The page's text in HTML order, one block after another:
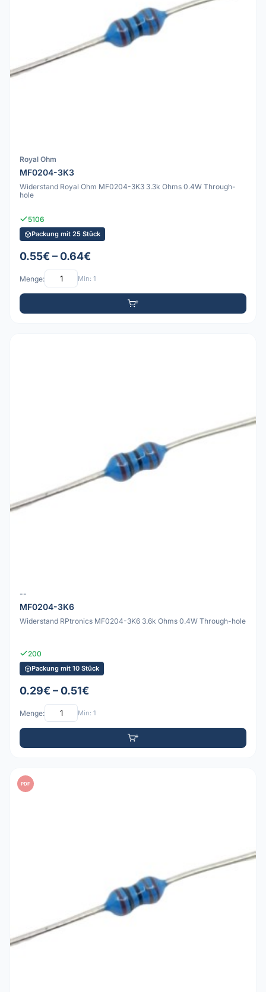
Royal Ohm
MF0204-3K3
Widerstand Royal Ohm MF0204-3K3 3.3k Ohms 0.4W Through-
hole
5106
Packung mit 25 Stück
0.55€ – 0.64€
Menge: Min: 1
--
MF0204-3K6
Widerstand RPtronics MF0204-3K6 3.6k Ohms 0.4W Through-hole
200
Packung mit 10 Stück
0.29€ – 0.51€
Menge: Min: 1
PDF